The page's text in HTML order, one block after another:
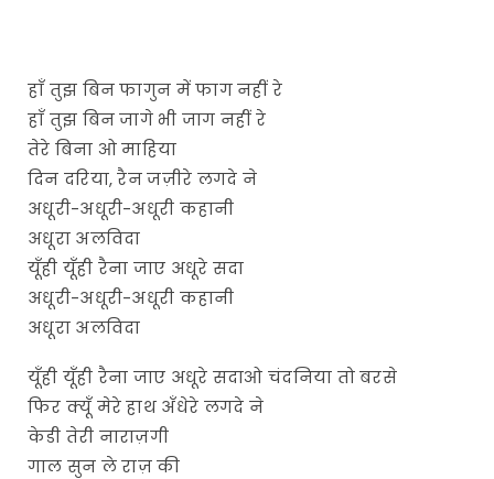
हाँ तुझ बिन फागुन में फाग नहीं रे
हाँ तुझ बिन जागे भी जाग नहीं रे
तेरे बिना ओ माहिया
दिन दरिया, रैन जज़ीरे लगदे ने
अधूरी-अधूरी-अधूरी कहानी
अधूरा अलविदा
यूँही यूँही रैना जाए अधूरे सदा
अधूरी-अधूरी-अधूरी कहानी
अधूरा अलविदा
यूँही यूँही रैना जाए अधूरे सदाओ चंदनिया तो बरसे
फिर क्यूँ मेरे हाथ अँधेरे लगदे ने
केडी तेरी नाराज़गी
गाल सुन ले राज़ की